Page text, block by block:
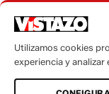
Utilizamos cookies
experiencia y analizar